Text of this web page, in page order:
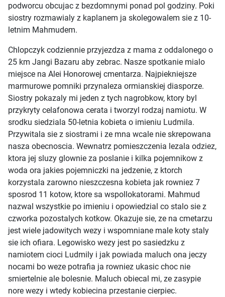
podworcu obcujac z bezdomnymi ponad pol godziny. Poki
siostry rozmawialy z kaplanem ja skolegowalem sie z 10-
letnim Mahmudem.
Chlopczyk codziennie przyjezdza z mama z oddalonego o
25 km Jangi Bazaru aby zebrac. Nasze spotkanie mialo
miejsce na Alei Honorowej cmentarza. Najpiekniejsze
marmurowe pomniki przynaleza ormianskiej diasporze.
Siostry pokazaly mi jeden z tych nagrobkow, ktory byl
przykryty celafonowa cerata i tworzyl rodzaj namiotu. W
srodku siedziala 50-letnia kobieta o imieniu Ludmila.
Przywitala sie z siostrami i ze mna wcale nie skrepowana
nasza obecnoscia. Wewnatrz pomieszczenia lezala odziez,
ktora jej sluzy glownie za poslanie i kilka pojemnikow z
woda ora jakies pojemniczki na jedzenie, z ktorch
korzystala zarowno nieszczesna kobieta jak rowniez 7
sposrod 11 kotow, ktore sa wspollokatorami. Mahmud
nazwal wszystkie po imieniu i opowiedzial co stalo sie z
czworka pozostalych kotkow. Okazuje sie, ze na cmetarzu
jest wiele jadowitych wezy i wspomniane male koty staly
sie ich ofiara. Legowisko wezy jest po sasiedzku z
namiotem cioci Ludmily i jak powiada maluch ona jeczy
nocami bo weze potrafia ja rowniez ukasic choc nie
smiertelnie ale bolesnie. Maluch obiecal mi, ze zasypie
nore wezy i wtedy kobiecina przestanie cierpiec.